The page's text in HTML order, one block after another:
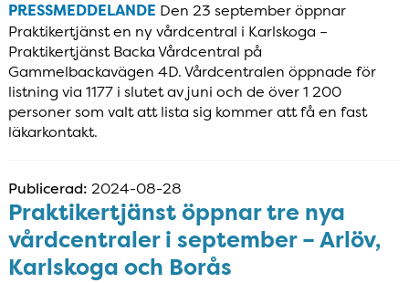
PRESSMEDDELANDE Den 23 september öppnar
Praktikertjänst en ny vårdcentral i Karlskoga –
Praktikertjänst Backa Vårdcentral på
Gammelbackavägen 4D. Vårdcentralen öppnade för
listning via 1177 i slutet av juni och de över 1 200
personer som valt att lista sig kommer att få en fast
läkarkontakt.
Publicerad: 2024-08-28
Praktikertjänst öppnar tre nya
vårdcentraler i september – Arlöv,
Karlskoga och Borås